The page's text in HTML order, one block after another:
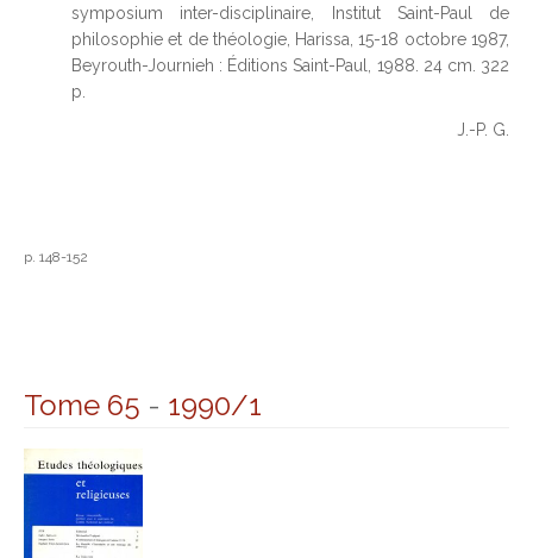
symposium inter-disciplinaire, Institut Saint-Paul de
philosophie et de théologie, Harissa, 15-18 octobre 1987,
Beyrouth-Journieh : Éditions Saint-Paul, 1988. 24 cm. 322
p.
J.-P. G.
p. 148-152
Tome 65 - 1990/1